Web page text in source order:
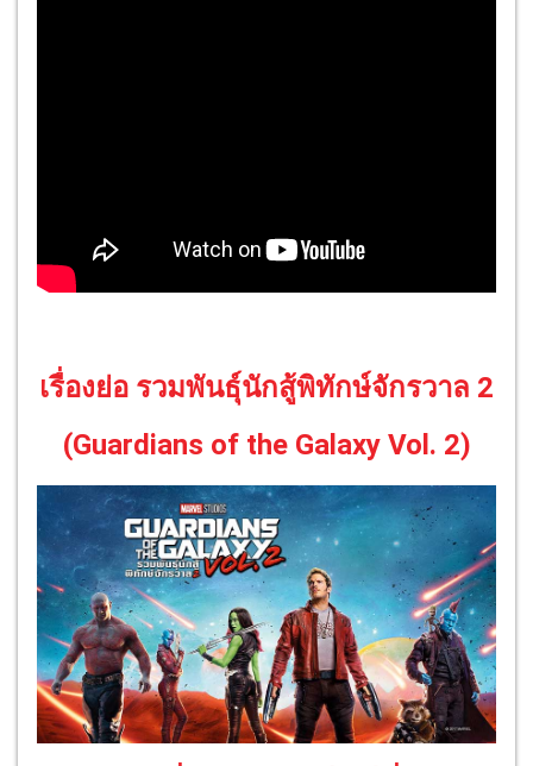
เรื่องย่อ รวมพันธุ์นักสู้พิทักษ์จักรวาล 2
(Guardians of the Galaxy Vol. 2)